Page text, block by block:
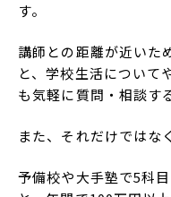
す。
講師との距離が近いた
と、学校生活について
も気軽に質問・相談す
また、それだけではな
予備校や大手塾で5科